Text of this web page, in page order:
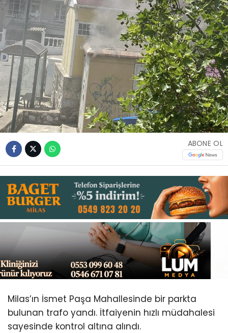
WhatsApp
İhbar Hattı
Instagram
Youtube
İLETIŞIM
KÜNYE
ABONE OL
Milas’ın İsmet Paşa Mahallesinde bir parkta
bulunan trafo yandı. İtfaiyenin hızlı müdahalesi
sayesinde kontrol altına alındı.